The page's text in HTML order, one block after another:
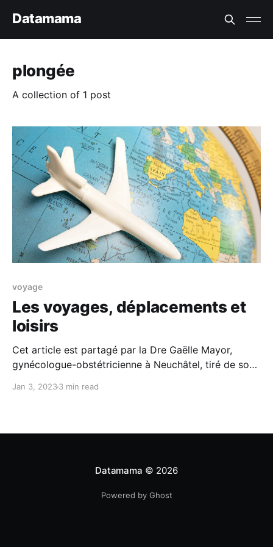
Datamama
plongée
A collection of 1 post
voyage
Les voyages, déplacements et
loisirs
Cet article est partagé par la Dre Gaëlle Mayor,
gynécologue-obstétricienne à Neuchâtel, tiré de son
L'essentiel * Lorsque vous voyagez en voiture, la
Jan 3, 20233 min read
Datamama © 2026
Powered by Ghost